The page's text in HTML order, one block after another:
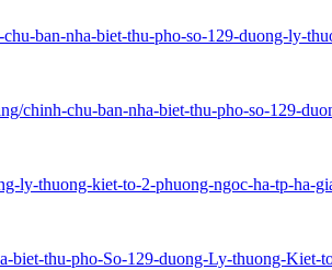
ban-nha-biet-thu-pho-so-129-duong-ly-
chinh-chu-ban-nha-biet-thu-pho-so-129-
ly-thuong-kiet-to-2-phuong-ngoc-ha-tp-ha-
biet-thu-pho-So-129-duong-Ly-thuong-